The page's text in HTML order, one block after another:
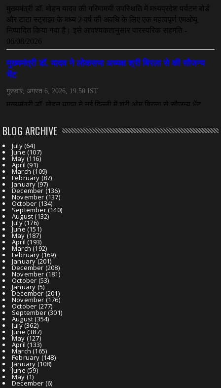
तीजन बाई को याद करेगा छत्तीसगढ़ का लोक कला जगत
July 07, 2026
BLOG ARCHIVE
July(64)
June(107)
May (116)
April (91)
March (109)
February (87)
January(97)
December (136)
November (137)
October (134)
September(140)
August(132)
July(176)
June(151)
May (187)
April (193)
March (192)
February (169)
January(201)
December (208)
November (181)
October (53)
January (5)
December(201)
November (176)
October (277)
September(301)
August(354)
July(362)
June(387)
May (127)
April (133)
March (165)
February (148)
January(108)
June (59)
May (1)
December (6)